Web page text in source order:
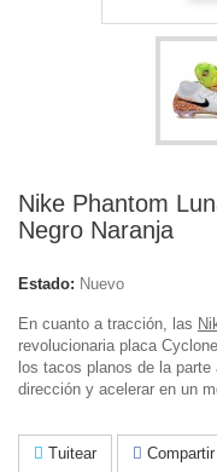
Nike Phantom
Negro Naranja
Estado: Nuevo
En cuanto a tracción, las
revolucionaria placa
los tacos planos de la
dirección y acelerar en un
Tuitear Compartir